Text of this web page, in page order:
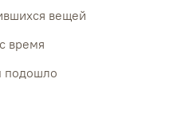
вещей
время
подошло